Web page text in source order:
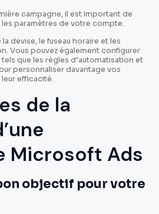
campagne, il est important de
paramètres de votre compte.
devise, le fuseau horaire et les
Vous pouvez également configurer
que les règles d’automatisation et
personnaliser davantage vos
efficacité.
de la
Microsoft Ads
objectif pour votre